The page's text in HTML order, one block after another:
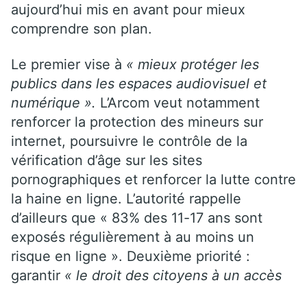
aujourd’hui mis en avant pour mieux
comprendre son plan.
Le premier vise à « mieux protéger les
publics dans les espaces audiovisuel et
numérique ». L’Arcom veut notamment
renforcer la protection des mineurs sur
internet, poursuivre le contrôle de la
vérification d’âge sur les sites
pornographiques et renforcer la lutte contre
la haine en ligne. L’autorité rappelle
d’ailleurs que « 83% des 11-17 ans sont
exposés régulièrement à au moins un
risque en ligne ». Deuxième priorité :
garantir « le droit des citoyens à un accès